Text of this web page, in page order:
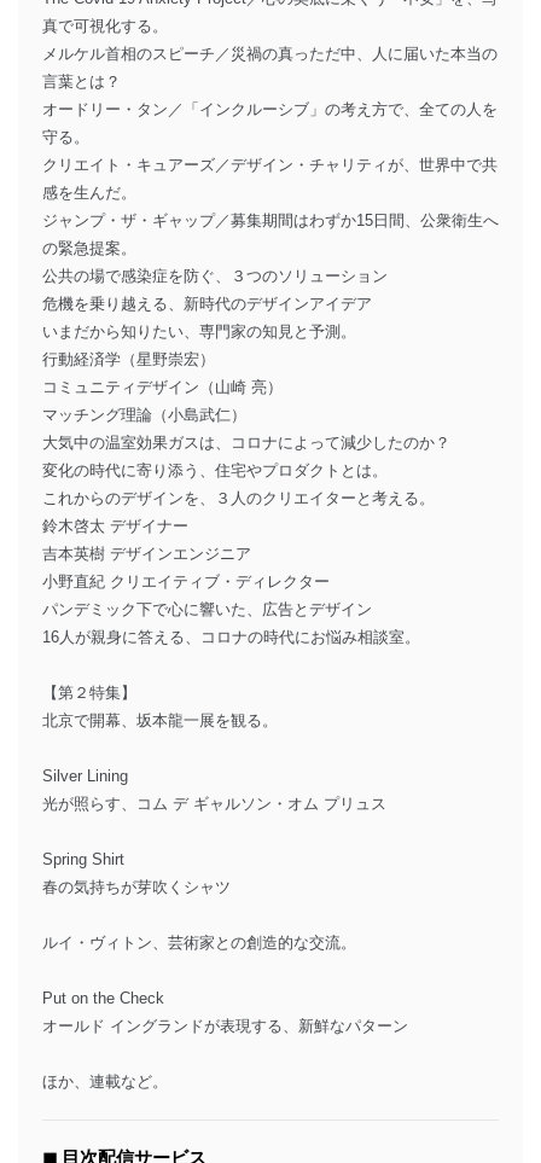
真で可視化する。
メルケル首相のスピーチ／災禍の真っただ中、人に届いた本当の
言葉とは？
オードリー・タン／「インクルーシブ」の考え方で、全ての人を
守る。
クリエイト・キュアーズ／デザイン・チャリティが、世界中で共
感を生んだ。
ジャンプ・ザ・ギャップ／募集期間はわずか15日間、公衆衛生へ
の緊急提案。
公共の場で感染症を防ぐ、３つのソリューション
危機を乗り越える、新時代のデザインアイデア
いまだから知りたい、専門家の知見と予測。
行動経済学（星野崇宏）
コミュニティデザイン（山崎 亮）
マッチング理論（小島武仁）
大気中の温室効果ガスは、コロナによって減少したのか？
変化の時代に寄り添う、住宅やプロダクトとは。
これからのデザインを、３人のクリエイターと考える。
鈴木啓太 デザイナー
吉本英樹 デザインエンジニア
小野直紀 クリエイティブ・ディレクター
パンデミック下で心に響いた、広告とデザイン
16人が親身に答える、コロナの時代にお悩み相談室。
【第２特集】
北京で開幕、坂本龍一展を観る。
Silver Lining
光が照らす、コム デ ギャルソン・オム プリュス
Spring Shirt
春の気持ちが芽吹くシャツ
ルイ・ヴィトン、芸術家との創造的な交流。
Put on the Check
オールド イングランドが表現する、新鮮なパターン
ほか、連載など。
◼︎ 目次配信サービス